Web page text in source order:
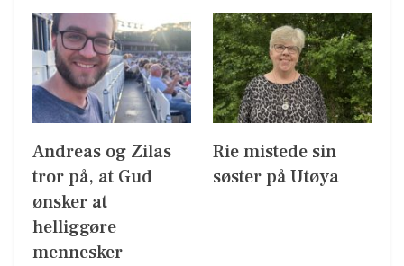
Andreas og Zilas
tror på, at Gud
ønsker at
helliggøre
mennesker
Rie mistede sin
søster på Utøya